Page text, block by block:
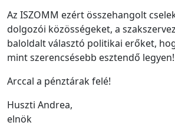
Az ISZOMM ezért összehangolt
dolgozói közösségeket, a
baloldalt választó politikai erőket,
mint szerencsésebb esztendő legyen!
Arccal a pénztárak felé!
Huszti Andrea,
elnök